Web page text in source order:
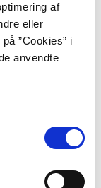
af
eller
”Cookies” i
anvendte
Dublin. Hans
sig
Som ung